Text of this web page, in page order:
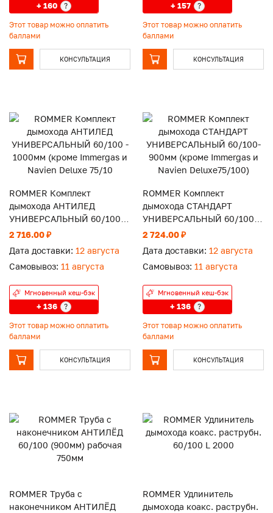
+ 160 ?
Этот товар можно оплатить
баллами
КОНСУЛЬТАЦИЯ
+ 157 ?
Этот товар можно оплатить
баллами
КОНСУЛЬТАЦИЯ
ROMMER Комплект
дымохода АНТИЛЕД
УНИВЕРСАЛЬНЫЙ 60/100 -
1000мм (кроме Immergas и
2 716.00 ₽
Дата доставки: 12 августа
Самовывоз: 11 августа
Мгновенный кеш-бэк
+ 136 ?
Этот товар можно оплатить
баллами
КОНСУЛЬТАЦИЯ
ROMMER Комплект
дымохода СТАНДАРТ
УНИВЕРСАЛЬНЫЙ 60/100-
900мм (кроме Immergas и
2 724.00 ₽
Дата доставки: 12 августа
Самовывоз: 11 августа
Мгновенный кеш-бэк
+ 136 ?
Этот товар можно оплатить
баллами
КОНСУЛЬТАЦИЯ
ROMMER Труба с
наконечником АНТИЛЁД
ROMMER Удлинитель
дымохода коакс. раструбн.